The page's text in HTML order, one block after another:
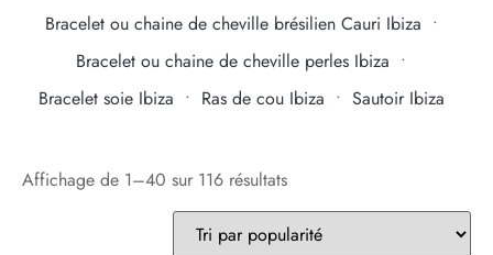
Bracelet ou chaine de cheville brésilien Cauri Ibiza •
Bracelet ou chaine de cheville perles Ibiza •
Bracelet soie Ibiza • Ras de cou Ibiza • Sautoir Ibiza
Affichage de 1–40 sur 116 résultats